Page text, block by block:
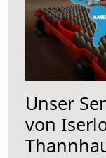
Unser
von